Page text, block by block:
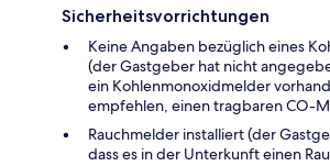
Sicherheitsvorrichtungen
Keine Angaben bezüglich eines
(der Gastgeber hat nicht
ein Kohlenmonoxidmelder
empfehlen, einen tragbaren CO-
Rauchmelder installiert (der
dass es in der Unterkunft einen